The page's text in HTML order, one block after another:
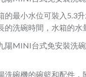
的最小水位可裝入5.3
的洗碗時間，水箱的水
洗碗機的碗籃和配件